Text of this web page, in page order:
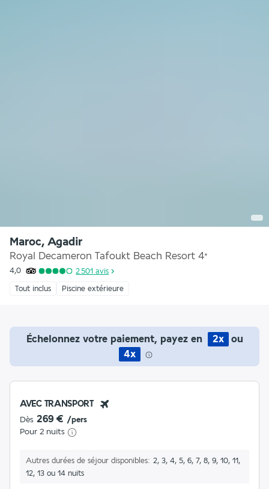
Maroc, Agadir
Royal Decameron Tafoukt Beach Resort 4*
4,0 2 501 avis
Tout inclus Piscine extérieure
Échelonnez votre paiement, payez en 2x
ou
4x
AVEC TRANSPORT
Dès 269 € /pers
Pour 2 nuits
Autres durées de séjour disponibles
2, 3, 4, 5, 6, 7, 8, 9, 10, 11,
12, 13 ou 14 nuits